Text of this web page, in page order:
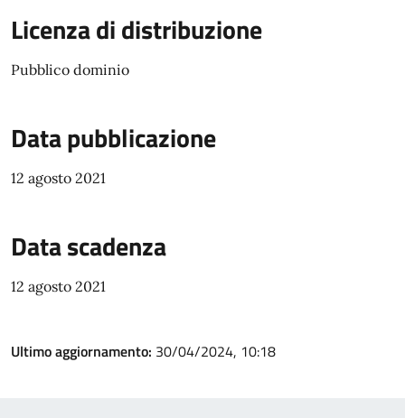
Licenza di distribuzione
Pubblico dominio
Data pubblicazione
12 agosto 2021
Data scadenza
12 agosto 2021
Ultimo aggiornamento: 30/04/2024, 10:18